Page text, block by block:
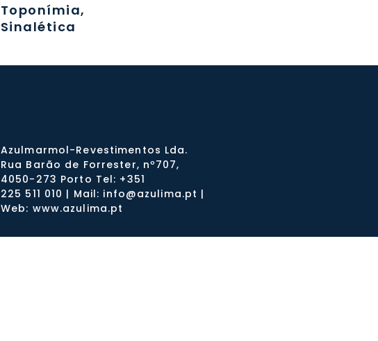
Toponímia,
Sinalética
Azulmarmol-Revestimentos Lda.
Rua Barão de Forrester, nº707,
4050-273 Porto Tel: +351
225 511 010 | Mail: info@azulima.pt |
Web: www.azulima.pt